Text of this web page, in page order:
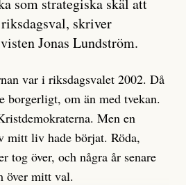
utan den bidrar bara till
Det finns inte ett enda bevis
en infiltratör. Det som läsaren
har ändrat sina politiska åsikter
raderat tidigare innehåll på sina
författare inte förstår sig
och att det tydligen finns
som säger saker som
skriver
Jonas Lundström.
var i riksdagsvalet 2002. Då
borgerligt, om än med tvekan.
Men en
mitt liv hade börjat. Röda,
tog över, och några år senare
över mitt val.